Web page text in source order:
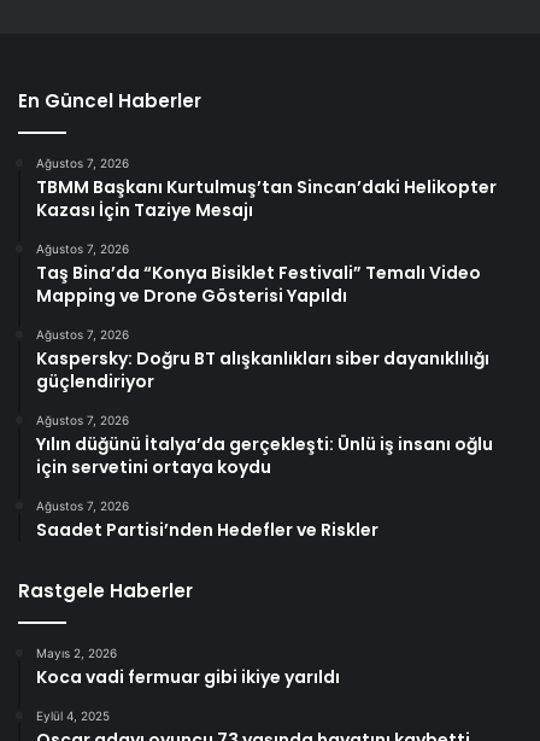
En Güncel Haberler
Ağustos 7, 2026
TBMM Başkanı Kurtulmuş’tan Sincan’daki Helikopter
Kazası İçin Taziye Mesajı
Ağustos 7, 2026
Taş Bina’da “Konya Bisiklet Festivali” Temalı Video
Mapping ve Drone Gösterisi Yapıldı
Ağustos 7, 2026
Kaspersky: Doğru BT alışkanlıkları siber dayanıklılığı
güçlendiriyor
Ağustos 7, 2026
Yılın düğünü İtalya’da gerçekleşti: Ünlü iş insanı oğlu
için servetini ortaya koydu
Ağustos 7, 2026
Saadet Partisi’nden Hedefler ve Riskler
Rastgele Haberler
Mayıs 2, 2026
Koca vadi fermuar gibi ikiye yarıldı
Eylül 4, 2025